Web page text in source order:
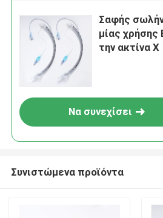
Σαφής
μίας χρήσης
την ακτίνα X
Να συνεχίσει
Συνιστώμενα προϊόντα